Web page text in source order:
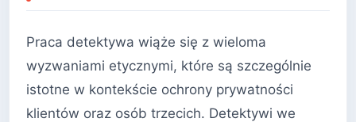
Praca detektywa wiąże się z wieloma
wyzwaniami etycznymi, które są szczególnie
istotne w kontekście ochrony prywatności
klientów oraz osób trzecich. Detektywi we